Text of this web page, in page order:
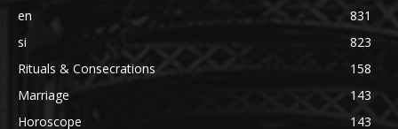
en
831
si
823
Rituals & Consecrations
158
Marriage
143
Horoscope
143